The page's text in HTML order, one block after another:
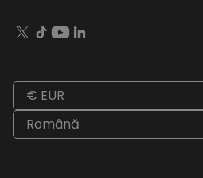
€ EUR
Română